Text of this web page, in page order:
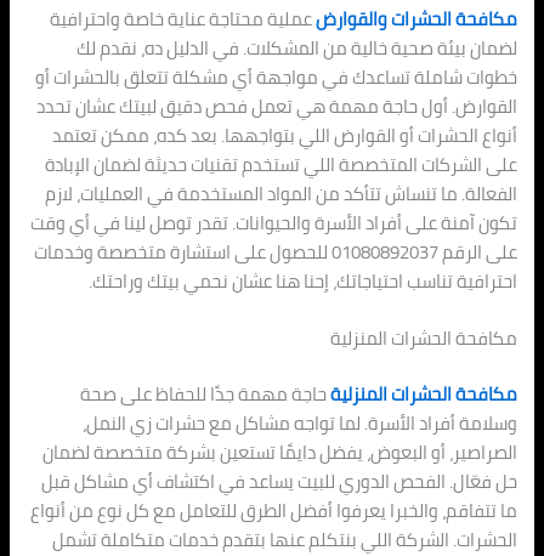
مكافحة الحشرات والقوارضعملية محتاجة عناية خاصة واحترافية
لضمان بيئة صحية خالية من المشكلات. في الدليل ده، نقدم لك
خطوات شاملة تساعدك في مواجهة أي مشكلة تتعلق بالحشرات أو
القوارض. أول حاجة مهمة هي تعمل فحص دقيق لبيتك عشان تحدد
أنواع الحشرات أو القوارض اللي بتواجهها. بعد كده، ممكن تعتمد
على الشركات المتخصصة اللي تستخدم تقنيات حديثة لضمان الإبادة
الفعالة. ما تنساش تتأكد من المواد المستخدمة في العمليات، لازم
تكون آمنة على أفراد الأسرة والحيوانات. تقدر توصل لينا في أي وقت
على الرقم 01080892037 للحصول على استشارة متخصصة وخدمات
احترافية تناسب احتياجاتك، إحنا هنا عشان نحمي بيتك وراحتك.
مكافحة الحشرات المنزلية
مكافحة الحشرات المنزليةحاجة مهمة جدًا للحفاظ على صحة
وسلامة أفراد الأسرة. لما تواجه مشاكل مع حشرات زي النمل،
الصراصير، أو البعوض، يفضل دايمًا تستعين بشركة متخصصة لضمان
حل فعّال. الفحص الدوري للبيت يساعد في اكتشاف أي مشاكل قبل
ما تتفاقم، والخبرا يعرفوا أفضل الطرق للتعامل مع كل نوع من أنواع
الحشرات. الشركة اللي بنتكلم عنها بتقدم خدمات متكاملة تشمل